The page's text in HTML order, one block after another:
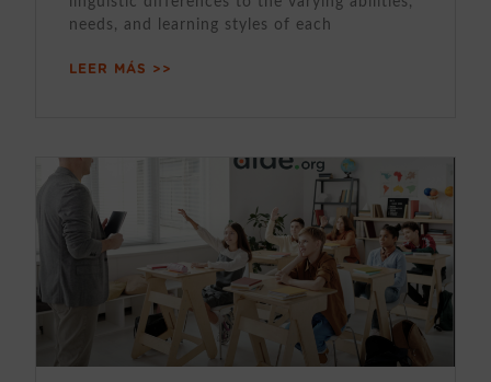
needs, and learning styles of each
LEER MÁS >>